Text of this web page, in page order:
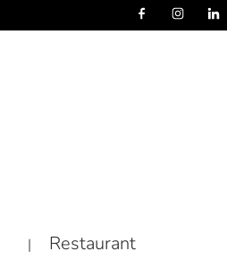
| Restaurant